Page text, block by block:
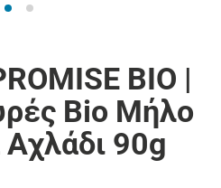
BIO |
Bio Μήλο
90g